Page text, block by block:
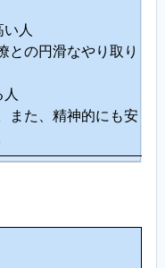
人
との円滑なやり取り
また、精神的にも安